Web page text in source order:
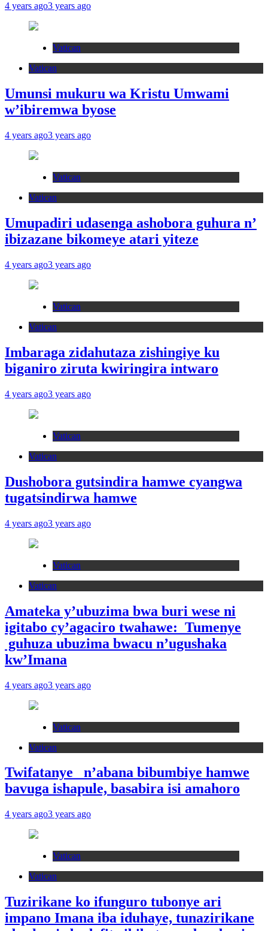
4 years ago3 years ago
Vatican
Vatican
Umunsi mukuru wa Kristu Umwami
w’ibiremwa byose
4 years ago3 years ago
Vatican
Vatican
Umupadiri udasenga ashobora guhura n’
ibizazane bikomeye atari yiteze
4 years ago3 years ago
Vatican
Vatican
Imbaraga zidahutaza zishingiye ku
biganiro ziruta kwiringira intwaro
4 years ago3 years ago
Vatican
Vatican
Dushobora gutsindira hamwe cyangwa
tugatsindirwa hamwe
4 years ago3 years ago
Vatican
Vatican
Amateka y’ubuzima bwa buri wese ni
igitabo cy’agaciro twahawe: Tumenye
guhuza ubuzima bwacu n’ugushaka
kw’Imana
4 years ago3 years ago
Vatican
Vatican
Twifatanye n’abana bibumbiye hamwe
bavuga ishapule, basabira isi amahoro
4 years ago3 years ago
Vatican
Vatican
Tuzirikane ko ifunguro tubonye ari
impano Imana iba iduhaye, tunazirikane